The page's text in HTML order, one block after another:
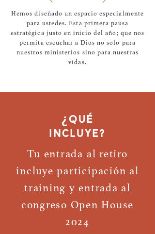
Hemos diseñado un espacio especialmente
para ustedes. Esta primera pausa
estratégica justo en inicio del año; que nos
permita escuchar a Dios no solo para
nuestros ministerios sino para nuestras
vidas.
¿Qué
incluye?
Tu entrada al retiro
incluye participación al
training y entrada al
congreso Open House
2024